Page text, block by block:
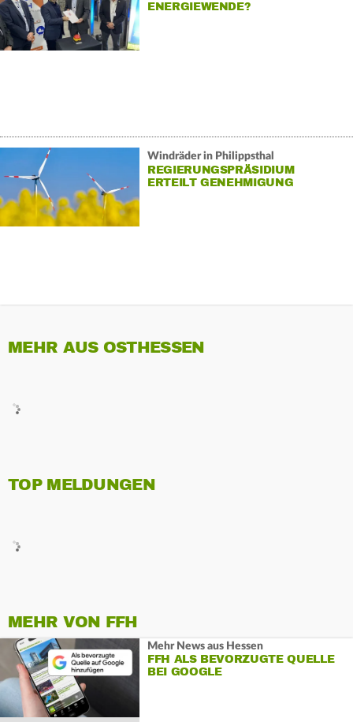
ENERGIEWENDE?
Windräder in Philippsthal
REGIERUNGSPRÄSIDIUM
ERTEILT GENEHMIGUNG
MEHR AUS OSTHESSEN
TOP MELDUNGEN
MEHR VON FFH
Mehr News aus Hessen
FFH ALS BEVORZUGTE QUELLE
BEI GOOGLE